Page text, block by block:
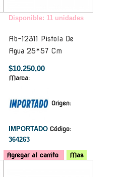
Disponible: 11 unidades
Ab-12311 Pistola De
Agua 25*57 Cm
$10.250,00
Marca:
Origen:
IMPORTADO Código:
364263
Agregar al carrito
Mas